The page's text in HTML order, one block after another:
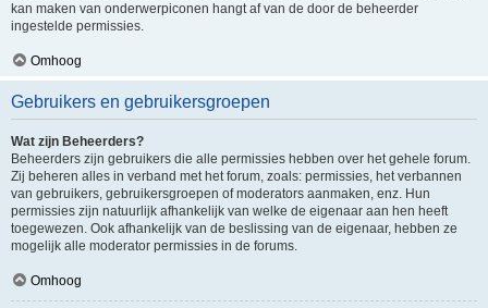
kan maken van onderwerpiconen hangt af van de door de beheerder
ingestelde permissies.
Omhoog
Gebruikers en gebruikersgroepen
Wat zijn Beheerders?
Beheerders zijn gebruikers die alle permissies hebben over het gehele forum.
Zij beheren alles in verband met het forum, zoals: permissies, het verbannen
van gebruikers, gebruikersgroepen of moderators aanmaken, enz. Hun
permissies zijn natuurlijk afhankelijk van welke de eigenaar aan hen heeft
toegewezen. Ook afhankelijk van de beslissing van de eigenaar, hebben ze
mogelijk alle moderator permissies in de forums.
Omhoog